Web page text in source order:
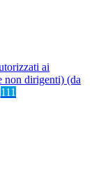
ai
non dirigenti) (da
111